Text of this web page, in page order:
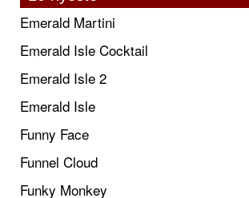
Emerald Martini
Emerald Isle Cocktail
Emerald Isle 2
Emerald Isle
Funny Face
Funnel Cloud
Funky Monkey